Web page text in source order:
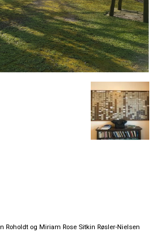
Roholdt og Miriam Rose Sitkin Røsler-Nielsen